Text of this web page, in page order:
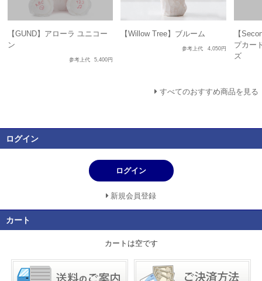
【GUND】アローラ ユニコー
ン
参考上代 5,400円
【Willow Tree】ブルーム
参考上代 4,050円
【
プカー
ズ
すべてのおすすめ商品を見る
ログイン
ログイン
新規会員登録
カート
カートは空です